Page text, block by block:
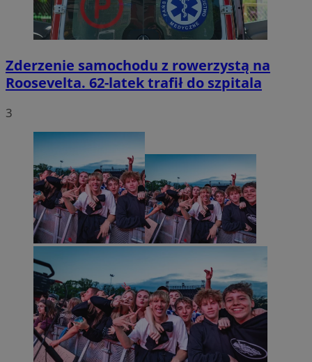
Zderzenie samochodu z rowerzystą na
Roosevelta. 62-latek trafił do szpitala
3